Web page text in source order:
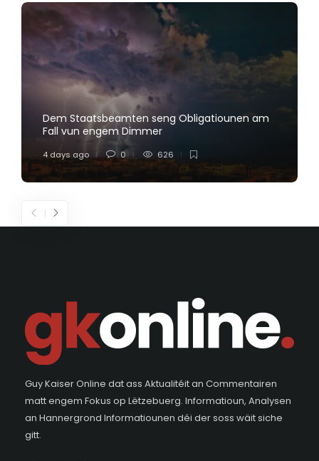
Dem Staatsbeamten seng Obligatiounen am
Fall vun engem Dimmer
4 days ago 0 626
Guy Kaiser Online dat ass Aktualitéit an Commentairen
matt engem Fokus op Lëtzebuerg. Informatioun, Analysen
an Hannergrond Informatiounen déi der soss wäit siche
gitt.